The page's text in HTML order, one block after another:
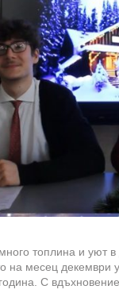
топлина и уют
на месец декември
С